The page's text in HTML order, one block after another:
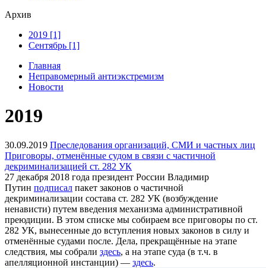
Архив
2019 [1]
Сентябрь [1]
Главная
Неправомерный антиэкстремизм
Новости
2019
30.09.2019 Преследования организаций, СМИ и частных лиц
Приговоры, отменённые судом в связи с частичной
декриминализацией ст. 282 УК
27 декабря 2018 года президент России Владимир
Путин подписал пакет законов о частичной
декриминализации состава ст. 282 УК (возбуждение
ненависти) путем введения механизма административной
преюдиции. В этом списке мы собираем все приговоры по ст.
282 УК, вынесенные до вступления новых законов в силу и
отменённые судами после. Дела, прекращённые на этапе
следствия, мы собрали здесь, а на этапе суда (в т.ч. в
апелляционной инстанции) — здесь.